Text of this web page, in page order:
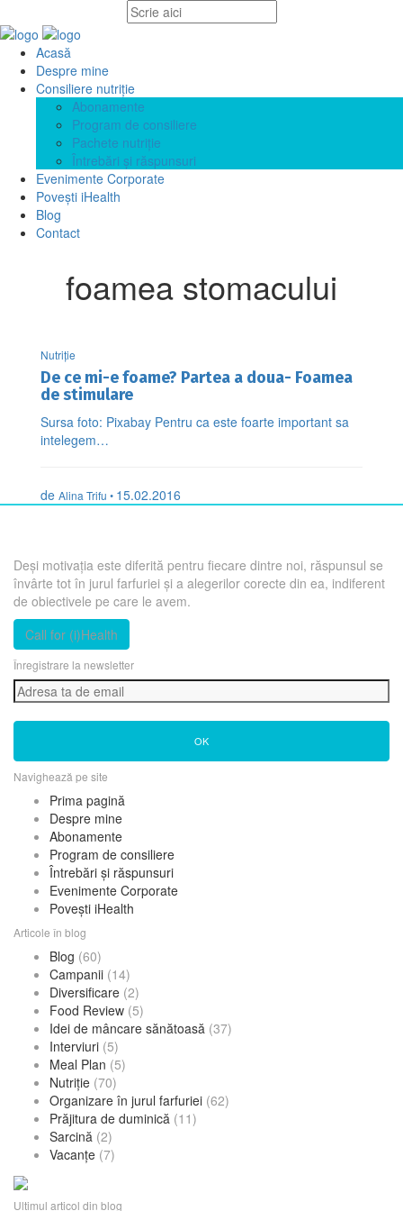
Acasă
Despre mine
Consiliere nutriție
Abonamente
Program de consiliere
Pachete nutriție
Întrebări și răspunsuri
Evenimente Corporate
Povești iHealth
Blog
Contact
foamea stomacului
Nutriție
De ce mi-e foame? Partea a doua- Foamea
de stimulare
Sursa foto: Pixabay Pentru ca este foarte important sa
intelegem…
de Alina Trifu • 15.02.2016
Deși motivația este diferită pentru fiecare dintre noi, răspunsul se
învârte tot în jurul farfuriei și a alegerilor corecte din ea, indiferent
de obiectivele pe care le avem.
Call for (i)Health
Înregistrare la newsletter
OK
Navighează pe site
Prima pagină
Despre mine
Abonamente
Program de consiliere
Întrebări și răspunsuri
Evenimente Corporate
Povești iHealth
Articole în blog
Blog (60)
Campanii (14)
Diversificare (2)
Food Review (5)
Idei de mâncare sănătoasă (37)
Interviuri (5)
Meal Plan (5)
Nutriție (70)
Organizare în jurul farfuriei (62)
Prăjitura de duminică (11)
Sarcină (2)
Vacanțe (7)
Ultimul articol din blog